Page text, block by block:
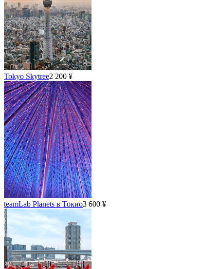
Tokyo Skytree2 200 ¥
teamLab Planets в Токио3 600 ¥